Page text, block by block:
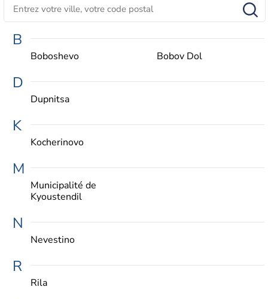
B
Boboshevo Bobov Dol
D
Dupnitsa
K
Kocherinovo
M
Municipalité de
Kyoustendil
N
Nevestino
R
Rila